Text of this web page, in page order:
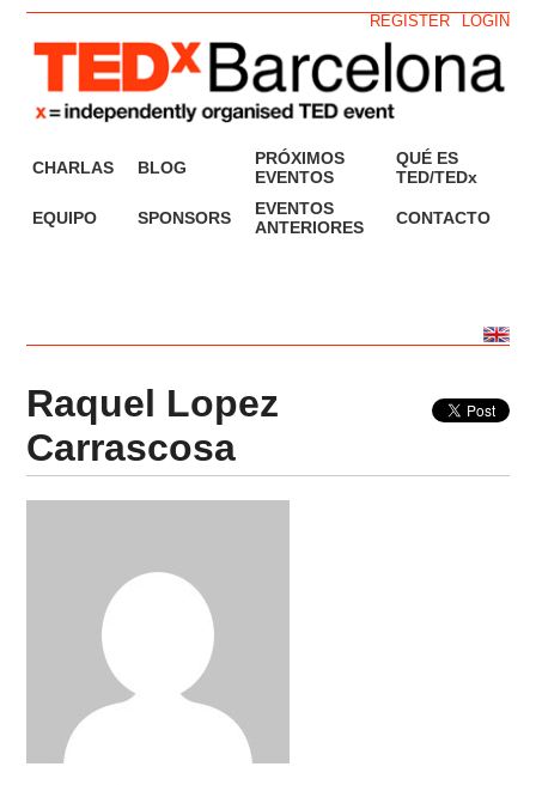
LOGIN
REGISTER
CHARLAS BLOG
PRÓXIMOS
EVENTOS
QUÉ ES
TED/TEDx
EQUIPO SPONSORS
EVENTOS
ANTERIORES
CONTACTO
Raquel Lopez
Carrascosa